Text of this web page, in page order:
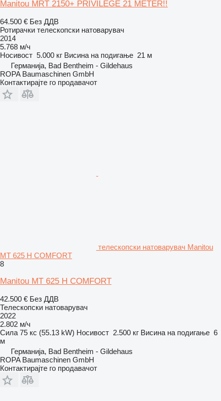
Manitou MRT 2150+ PRIVILEGE 21 METER!!
64.500 € Без ДДВ
Ротирачки телескопски натоварувач
2014
5.768 м/ч
Носивост 5.000 кг Висина на подигање 21 м
Германија, Bad Bentheim - Gildehaus
ROPA Baumaschinen GmbH
Контактирајте го продавачот
телескопски натоварувач Manitou
MT 625 H COMFORT
8
Manitou MT 625 H COMFORT
42.500 € Без ДДВ
Телескопски натоварувач
2022
2.802 м/ч
Сила 75 кс (55.13 kW) Носивост 2.500 кг Висина на подигање 6
м
Германија, Bad Bentheim - Gildehaus
ROPA Baumaschinen GmbH
Контактирајте го продавачот